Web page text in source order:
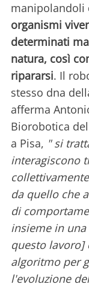
manipolandoli
organismi
determinati
natura, così
ripararsi. Il
stesso dna
afferma
Biorobotica
a Pisa, " si
interagiscono
da quello che
di
insieme in
questo lavoro]
algoritmo per
l'evoluzione